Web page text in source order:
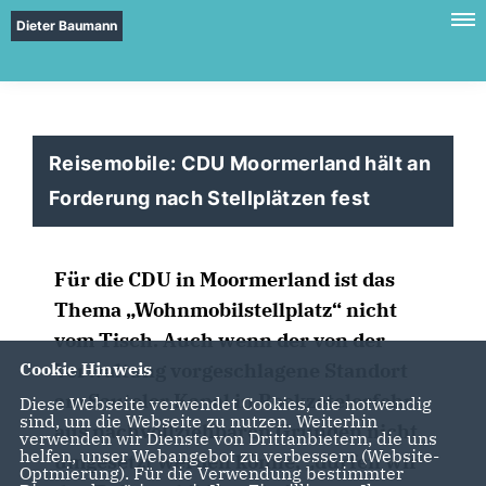
Dieter Baumann
Reisemobile: CDU Moormerland hält an
Forderung nach Stellplätzen fest
Für die CDU in Moormerland ist das
Thema „Wohnmobilstellplatz“ nicht
vom Tisch. Auch wenn der von der
Verwaltung vorgeschlagene Standort
am Sauteler Kanal in Boekzetelerfehn
aus nachvollziehbaren Gründen nicht
umgesetzt werden könne, „dürfen wir
Cookie Hinweis
Diese Webseite verwendet Cookies, die notwendig
sind, um die Webseite zu nutzen. Weiterhin
verwenden wir Dienste von Drittanbietern, die uns
helfen, unser Webangebot zu verbessern (Website-
Optmierung). Für die Verwendung bestimmter